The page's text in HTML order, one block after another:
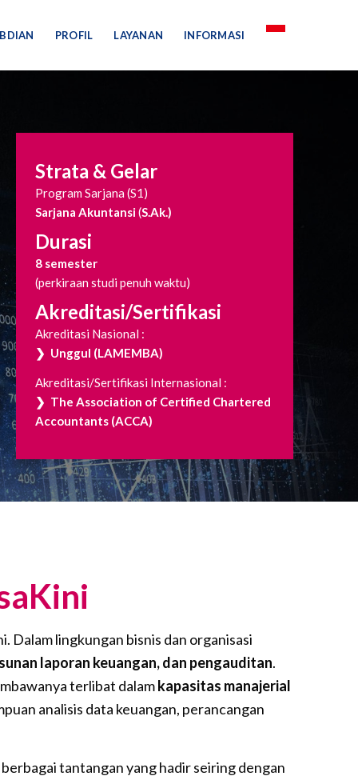
PROFIL LAYANAN INFORMASI
Strata & Gelar
Program Sarjana (S1)
Sarjana Akuntansi(S.Ak.)
Durasi
8 semester
(perkiraan studi penuh waktu)
Akreditasi/Sertifikasi
Akreditasi Nasional :
❯ Unggul (LAMEMBA)
Akreditasi/Sertifikasi Internasional :
❯ The Association of Certified Chartered
Accountants (ACCA)
Dalam lingkungan bisnis dan organisasi
laporan keuangan, dan pengauditan.
terlibat dalamkapasitas manajerial
analisis data keuangan, perancangan
tantangan yang hadir seiring dengan